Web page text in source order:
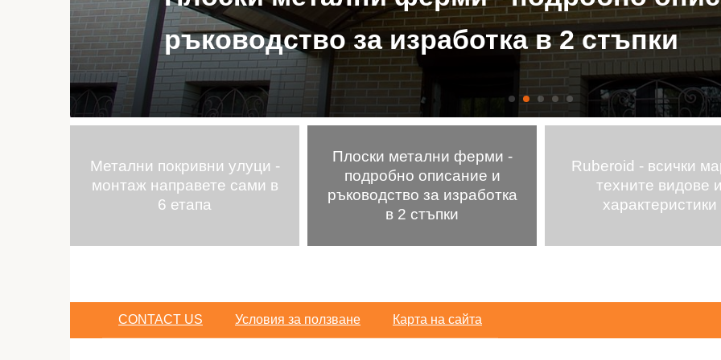
ръководство за изработка в 2 стъпки
Метални покривни улуци -
монтаж направете сами в
6 етапа
Плоски метални ферми -
подробно описание и
ръководство за изработка
в 2 стъпки
Ruberoid - всички
техните видове и
характеристики
CONTACT US Условия за ползване Карта на сайта